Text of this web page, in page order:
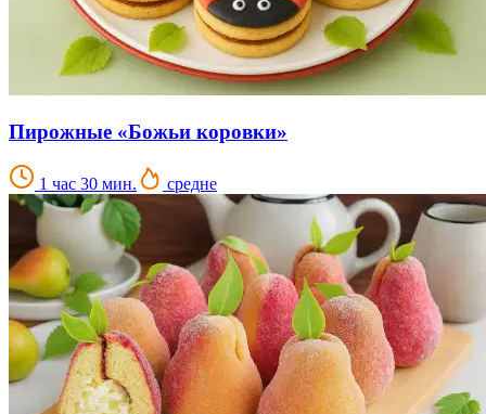
Пирожные «Божьи коровки»
1 час 30 мин. средне